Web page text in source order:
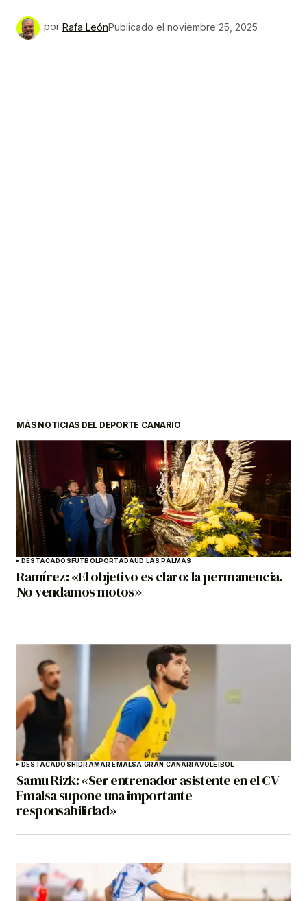
por Rafa LeónPublicado el noviembre 25, 2025
MÁS NOTICIAS DEL DEPORTE CANARIO
DESTACADOSFÚTBOLPORTADAUD LAS PALMAS
Ramírez: «El objetivo es claro: la permanencia.
No vendamos motos»
DESTACADOSHIDRAMAR EMALSA GRAN CANARIAVOLEIBOL
Samu Rizk: «Ser entrenador asistente en el CV
Emalsa supone una importante
responsabilidad»